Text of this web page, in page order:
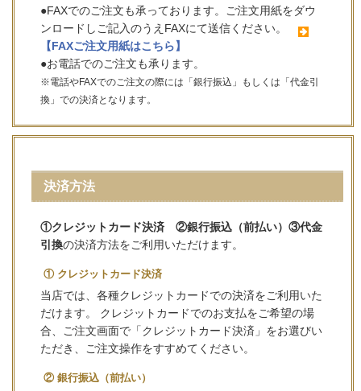
●FAXでのご注文も承っております。ご注文用紙をダウ
ンロードしご記入のうえFAXにて送信ください。
【FAXご注文用紙はこちら】
●お電話でのご注文も承ります。
※電話やFAXでのご注文の際には「銀行振込」もしくは「代金引
換」での決済となります。
決済方法
①クレジットカード決済 ②銀行振込（前払い）③代金
引換の決済方法をご利用いただけます。
① クレジットカード決済
当店では、各種クレジットカードでの決済をご利用いた
だけます。 クレジットカードでのお支払をご希望の場
合、ご注文画面で「クレジットカード決済」をお選びい
ただき、ご注文操作をすすめてください。
② 銀行振込（前払い）